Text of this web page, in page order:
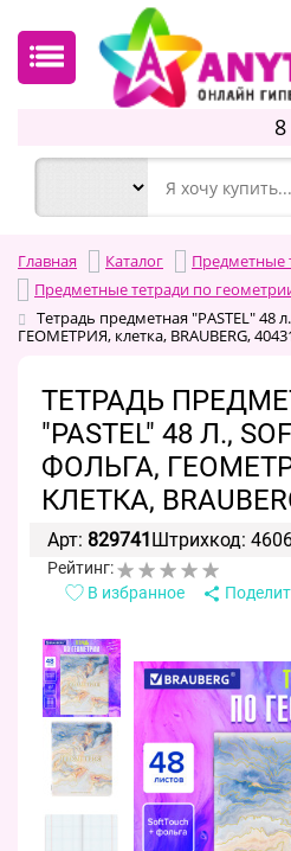
Главная Каталог
Предметные
Предметные тетради по
Тетрадь предметная "PASTEL" 48
ГЕОМЕТРИЯ, клетка, BRAUBERG,
ТЕТРАДЬ
"PASTEL" 48 Л.,
ФОЛЬГА,
КЛЕТКА,
Арт: 829741Штрихкод:
Рейтинг:
В избранное